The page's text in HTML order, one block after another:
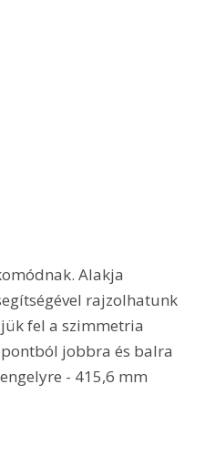
Alakja
rajzolhatunk
fel a szimmetria
jobbra és balra
- 415,6 mm